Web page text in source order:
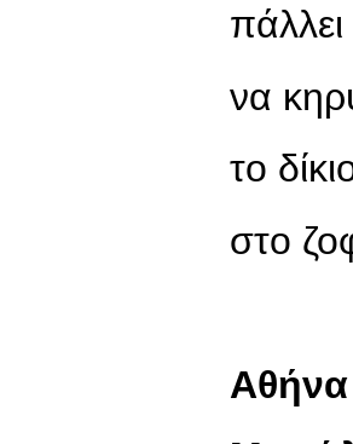
πάλλει
να
το
στο
Αθήνα